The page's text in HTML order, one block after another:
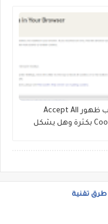
سبب ظهور Accept All
Cookies بكثرة وهل يشكل
طرق تقنية